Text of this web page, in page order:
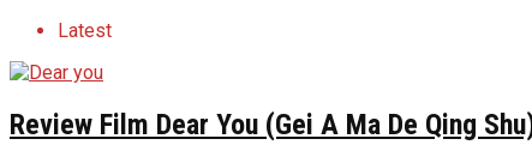
Latest
Review Film Dear You (Gei A Ma De Qing